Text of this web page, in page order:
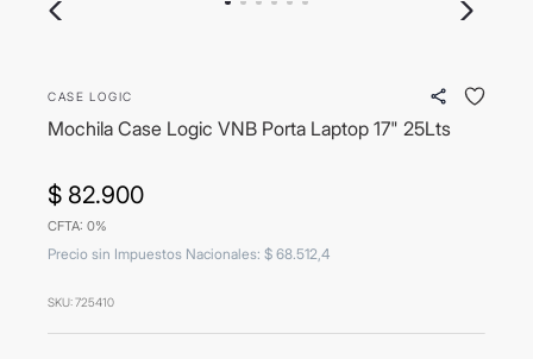
CASE LOGIC
Mochila Case Logic VNB Porta Laptop 17" 25Lts
$ 82.900
CFTA: 0%
Precio sin Impuestos Nacionales: $ 68.512 4
SKU:725410
5. bressia
7. hugo boss
8. mochila
10. termo